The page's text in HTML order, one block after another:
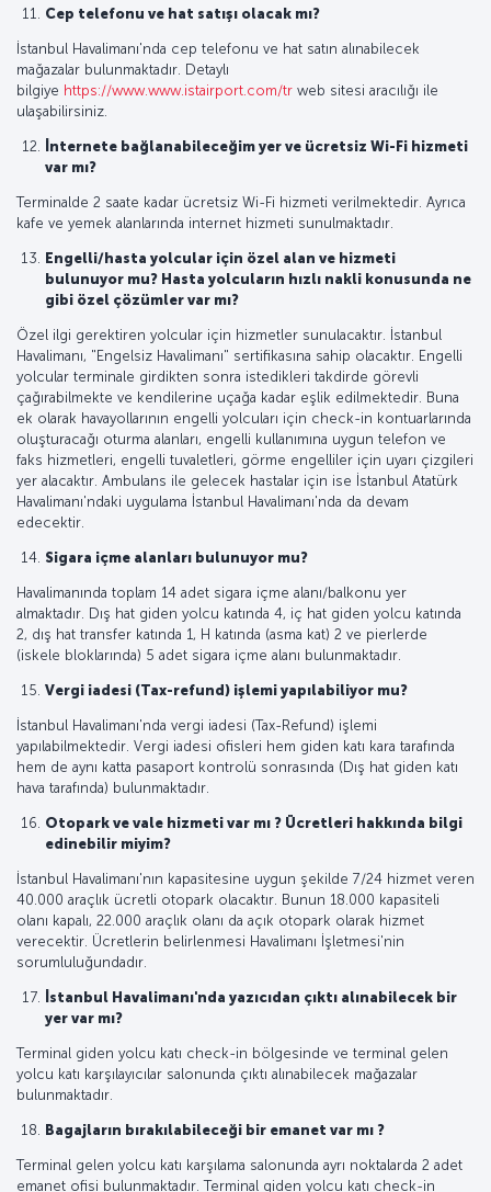
Cep telefonu ve hat satışı olacak mı?
İstanbul Havalimanı'nda cep telefonu ve hat satın alınabilecek
mağazalar bulunmaktadır. Detaylı
bilgiye https://www.www.istairport.com/tr web sitesi aracılığı ile
ulaşabilirsiniz.
İnternete bağlanabileceğim yer ve ücretsiz Wi-Fi hizmeti
var mı?
Terminalde 2 saate kadar ücretsiz Wi-Fi hizmeti verilmektedir. Ayrıca
kafe ve yemek alanlarında internet hizmeti sunulmaktadır.
Engelli/hasta yolcular için özel alan ve hizmeti
bulunuyor mu? Hasta yolcuların hızlı nakli konusunda ne
gibi özel çözümler var mı?
Özel ilgi gerektiren yolcular için hizmetler sunulacaktır. İstanbul
Havalimanı, "Engelsiz Havalimanı" sertifikasına sahip olacaktır. Engelli
yolcular terminale girdikten sonra istedikleri takdirde görevli
çağırabilmekte ve kendilerine uçağa kadar eşlik edilmektedir. Buna
ek olarak havayollarının engelli yolcuları için check-in kontuarlarında
oluşturacağı oturma alanları, engelli kullanımına uygun telefon ve
faks hizmetleri, engelli tuvaletleri, görme engelliler için uyarı çizgileri
yer alacaktır. Ambulans ile gelecek hastalar için ise İstanbul Atatürk
Havalimanı'ndaki uygulama İstanbul Havalimanı'nda da devam
edecektir.
Sigara içme alanları bulunuyor mu?
Havalimanında toplam 14 adet sigara içme alanı/balkonu yer
almaktadır. Dış hat giden yolcu katında 4, iç hat giden yolcu katında
2, dış hat transfer katında 1, H katında (asma kat) 2 ve pierlerde
(iskele bloklarında) 5 adet sigara içme alanı bulunmaktadır.
Vergi iadesi (Tax-refund) işlemi yapılabiliyor mu?
İstanbul Havalimanı'nda vergi iadesi (Tax-Refund) işlemi
yapılabilmektedir. Vergi iadesi ofisleri hem giden katı kara tarafında
hem de aynı katta pasaport kontrolü sonrasında (Dış hat giden katı
hava tarafında) bulunmaktadır.
Otopark ve vale hizmeti var mı ? Ücretleri hakkında bilgi
edinebilir miyim?
İstanbul Havalimanı'nın kapasitesine uygun şekilde 7/24 hizmet veren
40.000 araçlık ücretli otopark olacaktır. Bunun 18.000 kapasiteli
olanı kapalı, 22.000 araçlık olanı da açık otopark olarak hizmet
verecektir. Ücretlerin belirlenmesi Havalimanı İşletmesi'nin
sorumluluğundadır.
İstanbul Havalimanı'nda yazıcıdan çıktı alınabilecek bir
yer var mı?
Terminal giden yolcu katı check-in bölgesinde ve terminal gelen
yolcu katı karşılayıcılar salonunda çıktı alınabilecek mağazalar
bulunmaktadır.
Bagajların bırakılabileceği bir emanet var mı ?
Terminal gelen yolcu katı karşılama salonunda ayrı noktalarda 2 adet
emanet ofisi bulunmaktadır. Terminal giden yolcu katı check-in